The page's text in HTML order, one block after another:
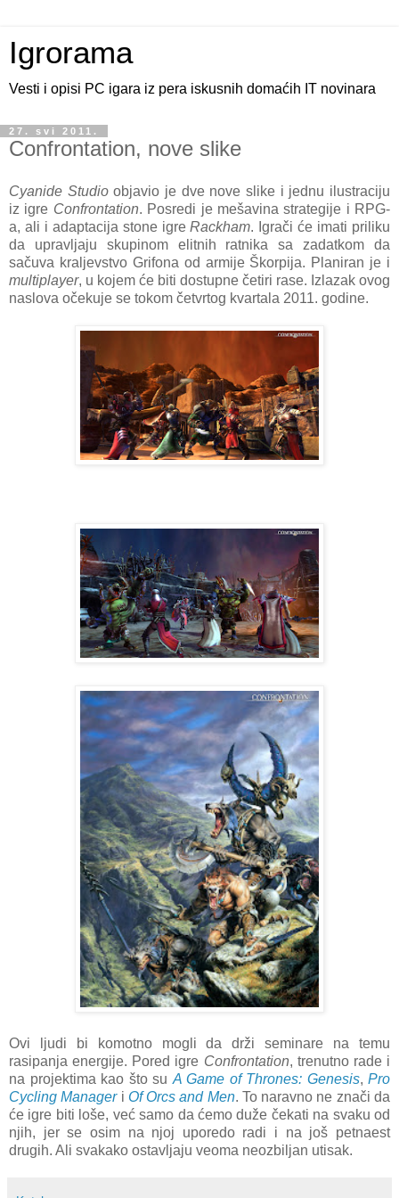
Igrorama
Vesti i opisi PC igara iz pera iskusnih domaćih IT novinara
27. svi 2011.
Confrontation, nove slike
Cyanide Studioobjavio je dve nove slike i jednu ilustraciju
iz igre Confrontation. Posredi je mešavina strategije i RPG-
a, ali i adaptacija stone igreRackham. Igrači će imati priliku
da upravljaju skupinom elitnih ratnika sa zadatkom da
sačuva kraljevstvo Grifona od armije Škorpija. Planiran je i
multiplayer, u kojem će biti dostupne četiri rase. Izlazak ovog
naslova očekuje se tokom četvrtog kvartala 2011. godine.
Ovi ljudi bi komotno mogli da drži seminare na temu
rasipanja energije. Pored igre Confrontation, trenutno rade i
na projektima kao što su A Game of Thrones: Genesis, Pro
Cycling Manageri Of Orcs and Men. To naravno ne znači da
će igre biti loše, već samo da ćemo duže čekati na svaku od
njih, jer se osim na njoj uporedo radi i na još petnaest
drugih. Ali svakako ostavljaju veoma neozbiljan utisak.